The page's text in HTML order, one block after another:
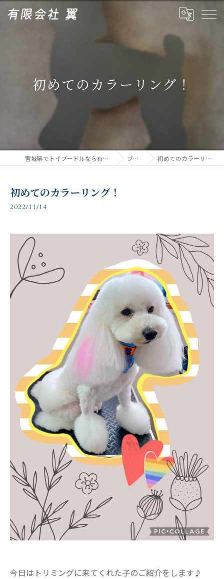
初めてのカラーリング！
宮城県でトイプードルなら有限会社翼 ブログ 初めてのカラーリング！
初めてのカラーリング！
2022/11/14
今日はトリミングに来てくれた子のご紹介をします♪